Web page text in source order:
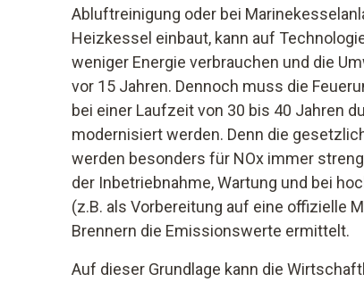
Abluftreinigung oder bei
Heizkessel einbaut, kann auf
weniger Energie verbrauchen und die
vor 15 Jahren. Dennoch muss die
bei einer Laufzeit von 30 bis 40 Jahren
modernisiert werden. Denn die
werden besonders für NOx immer
der Inbetriebnahme, Wartung und bei
(z.B. als Vorbereitung auf eine offizielle
Brennern die Emissionswerte ermittelt.
Auf dieser Grundlage kann die